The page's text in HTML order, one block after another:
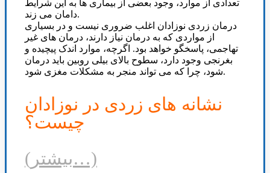
تعدادی از موارد، وجود بعضی از بیماری ها به این شرایط
دامان می زند.
درمان زردی نوزادان اغلب ضروری نیست و در بسیاری
از مواردی که به درمان نیاز دارند، درمان های غیر
تهاجمی، پاسخگو خواهد بود. اگرچه، موارد اندک پیچیده و
بغرنجی وجود دارد، سطوح بالای بیلی روبین باید درمان
شود، چرا که می تواند منجر به مشکلات مغزی شود.
نشانه های زردی در نوزادان
چیست؟
(بیشتر…)